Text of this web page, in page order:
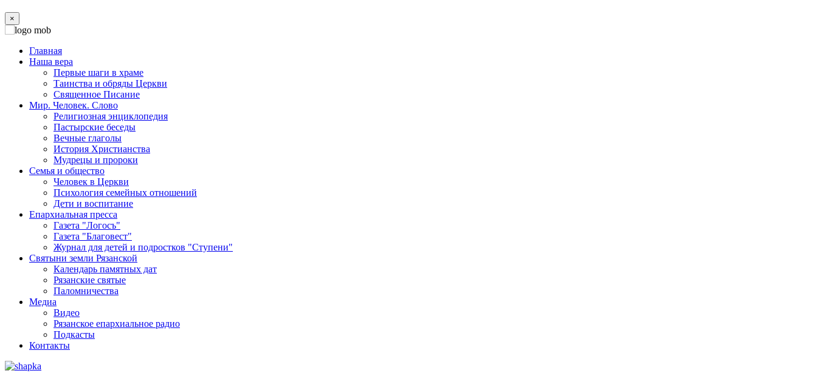
×
Главная
Наша вера
Первые шаги в храме
Таинства и обряды Церкви
Священное Писание
Мир. Человек. Слово
Религиозная энциклопедия
Пастырские беседы
Вечные глаголы
История Христианства
Мудрецы и пророки
Семья и общество
Человек в Церкви
Психология семейных отношений
Дети и воспитание
Епархиальная пресса
Газета "Логосъ"
Газета "Благовест"
Журнал для детей и подростков "Ступени"
Святыни земли Рязанской
Календарь памятных дат
Рязанские святые
Паломничества
Медиа
Видео
Рязанское епархиальное радио
Подкасты
Контакты